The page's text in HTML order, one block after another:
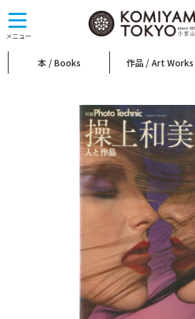
メニュー
toggle
navigation
本 / Books 作品 / Art Works